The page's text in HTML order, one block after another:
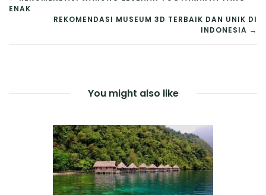
ENAK
REKOMENDASI MUSEUM 3D TERBAIK DAN UNIK DI
INDONESIA →
You might also like